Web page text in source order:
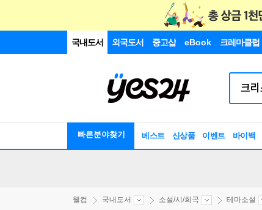
국내도서 외국도서 중고샵 eBook 크레마클럽
빠른분야찾기 베스트 신상품 이벤트 바이백
웰컴 국내도서 소설/시/희곡 테마소설